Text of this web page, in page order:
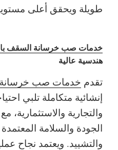
طويلة ويحقق أعلى
خدمات صب خرسانة السقف
هندسية عالية
تقدم خدمات صب خرسانة
إنشائية متكاملة تلبي
والتجارية والاستثمارية،
الجودة والسلامة
والتشييد. ويعتمد نجاح